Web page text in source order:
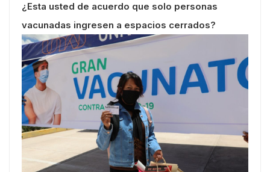
¿Esta usted de acuerdo que solo personas
vacunadas ingresen a espacios cerrados?